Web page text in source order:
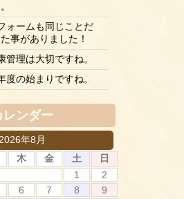
ォームも同じことだ
事がありました！
管理は大切ですね。
度の始まりですね。
レンダー
2026年8月
木 金 土
日
1
2
6 7 8
9